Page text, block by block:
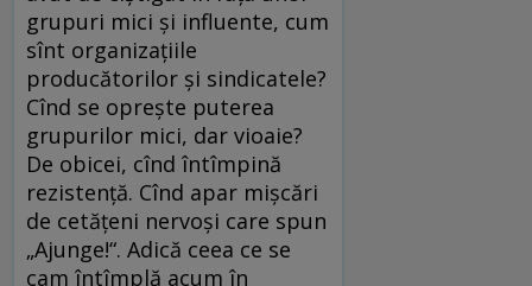
grupuri mici şi influente, cum
sînt organizaţiile
producătorilor şi sindicatele?
Cînd se opreşte puterea
grupurilor mici, dar vioaie?
De obicei, cînd întîmpină
rezistenţă. Cînd apar mişcări
de cetăţeni nervoşi care spun
„Ajunge!“. Adică ceea ce se
cam întîmplă acum în